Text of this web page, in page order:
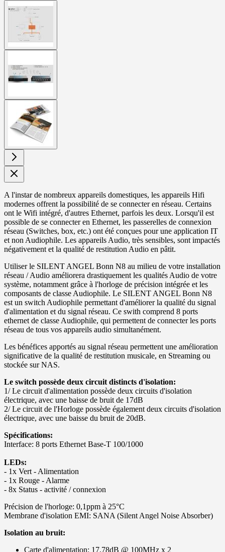
View
larger
image
image
A l'instar de nombreux appareils domestiques, les appareils Hifi
modernes offrent la possibilité de se connecter en réseau. Certains
ont le Wifi intégré, d'autres Ethernet, parfois les deux. Lorsqu'il est
possible de se connecter en Ethernet, les passerelles de connexion
réseau (Switches, box, etc.) ont été conçues pour une application IT
et non Audiophile. Les appareils Audio, très sensibles, sont impactés
négativement et la qualité de restitution Audio en pâtit.
Utiliser le SILENT ANGEL Bonn N8 au milieu de votre installation
réseau / Audio améliorera drastiquement les qualités Audio de votre
système, notamment grâce à l'horloge de précision intégrée et les
composants de classe Audiophile. Le SILENT ANGEL Bonn N8
est un switch Audiophile permettant d'améliorer la qualité du signal
d'alimentation et du signal réseau. Ce swith comprend 8 ports
ethernet de classe Audiophile, qui permettent de connecter les ports
réseau de tous vos appareils audio simultanément.
Les bénéfices apportés au signal réseau permettent une amélioration
significative de la qualité de restitution musicale, en Streaming ou
stockée sur NAS.
Le switch possède deux circuit distincts d'isolation:
1/ Le circuit d'alimentation possède deux circuits d'isolation
électrique, avec une baisse de bruit de 17dB
2/ Le circuit de l'Horloge possède également deux circuits d'isolation
électrique, avec une baisse du bruit de 20dB.
Spécifications:
Interface: 8 ports Ethernet Base-T 100/1000
LEDs:
- 1x Vert - Alimentation
- 1x Rouge - Alarme
- 8x Status - activité / connexion
Précision de l'horloge: 0,1ppm à 25°C
Membrane d'isolation EMI: SANA (Silent Angel Noise Absorber)
Isolation au bruit:
Carte d'alimentation: 17,78dB @ 100MHz x 2